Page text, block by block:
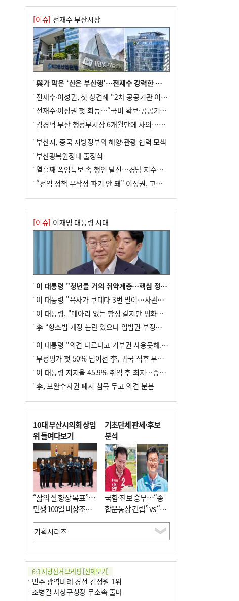
풀 꺾일 듯
8
피란마을 67년 역사인데…전교생 24명 아
미초 통폐합 기로
9
외국인 선원 ‘인신매매 경유지’ 된 부산…
10 교육혁신선도지 공모 코앞인데…구·군 난
색에 교육청 ‘쩔쩔’
[이슈] 전재수 부산시장
與가 막은 ‘산은 부산행’…전재수 강력한 의지 표명 없인 공염불
전재수·이성권, 첫 상견례 “2차 공공기관 이전 초당 협력”(종합)
전재수·이성권 첫 회동…“국비 확보·공공기관 이전 협력”
김경덕 부산 행정부시장 6개월만에 사의…후임 인선 촉각
부산시, 중국 지방정부와 해양·관광 협력 모색
부산광복원정대 출정식
열흘째 폭염특보 속 행인 탈진…경남 저수율 평년의 절반
“전임 정책 무작정 파기 안 돼” 이성권, 고강도 ‘전재수 견제’ 예고
[이슈] 이재명 대통령 시대
이 대통령 "청년들 거의 취약계층…핵심 정책 재편""
이 대통령 "육사가 쿠데타 3번 벌여…사관학교 통합 신속히 추진"
이 대통령, "메아리 없는 함성 같지만 평화공존책 계속해야"
李 “형소법 개정 논란 있으나 입법권 부정할 만큼은 아냐”(종합)
이 대통령 "의견 다르다고 거부권 사용못해.. 입법권 부정할 상황이라 보기 어려워"
부정평가 첫 50% 넘어선 李, 귀국 직후 부동산·증시 점검(종합)
이 대통령 지지율 45.9% 취임 후 최저…증시 폭락·연임 개헌 논란 영향
李, 보완수사권 폐지 침묵 두고 의견 분분
10대 부산시의회 상임
위 들여다보기
“삶의 질 향상 목표”…
민생 100일 비상조치
면밀 심사
기초단체 판세·후보
분석
국힘·진보 승부…“종
합운동장 건립” vs “출
근 공공버스 도입”
6·3 지방선거 브리핑 [전체보기]
민주 광역비례 경선 김정원 1위
조병길 사상구청장 무소속 출마